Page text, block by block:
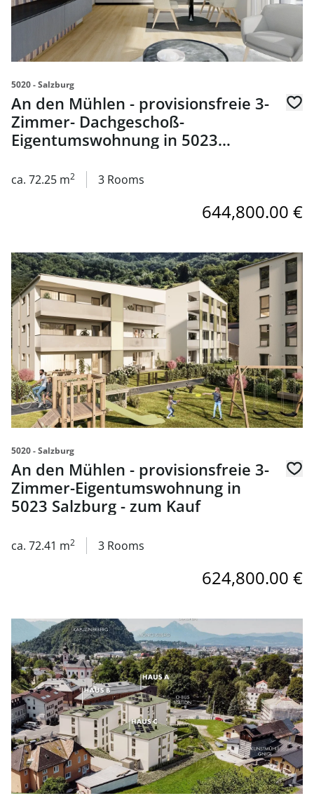
5020 - Salzburg
An den Mühlen - provisionsfreie 3-
Zimmer- Dachgeschoß-
Eigentumswohnung in 5023
ca. 72.25 m2 3 Rooms
644,800.00 €
link to page An den Mühlen - provisionsfreie 3-Zimmer-
5020 - Salzburg
An den Mühlen - provisionsfreie 3-
Zimmer-Eigentumswohnung in
5023 Salzburg - zum Kauf
ca. 72.41 m2 3 Rooms
624,800.00 €
link to page An den Mühlen - provisionsfreie 3-Zimmer-